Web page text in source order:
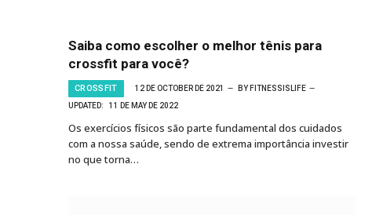
Saiba como escolher o melhor tênis para
crossfit para você?
CROSSFIT 12 DE OCTOBER DE 2021 BY FITNESSISLIFE
UPDATED:
11 DE MAY DE 2022
Os exercícios físicos são parte fundamental dos cuidados
com a nossa saúde, sendo de extrema importância investir
no que torna…